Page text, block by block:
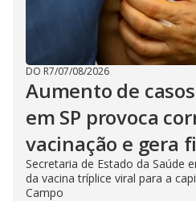
DO R7/07/08/2026
Aumento de
em SP provoca
vacinação e gera
Secretaria de Estado da Saúde
da vacina tríplice viral para a
Campo